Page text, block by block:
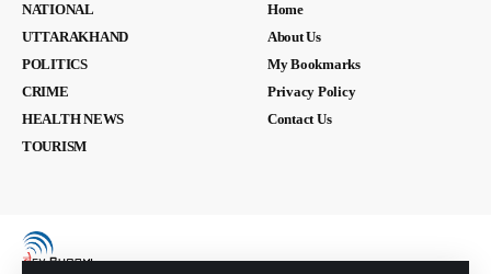
NATIONAL
UTTARAKHAND
POLITICS
CRIME
HEALTH NEWS
TOURISM
Home
About Us
My Bookmarks
Privacy Policy
Contact Us